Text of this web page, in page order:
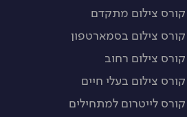
קורס צילום מתקדם
קורס צילום בסמארטפון
קורס צילום רחוב
קורס צילום בעלי חיים
קורס לייטרום למתחילים